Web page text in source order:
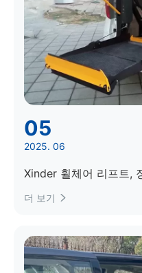
05
2025. 06
Xinder 휠체어 리프트,
더 보기 